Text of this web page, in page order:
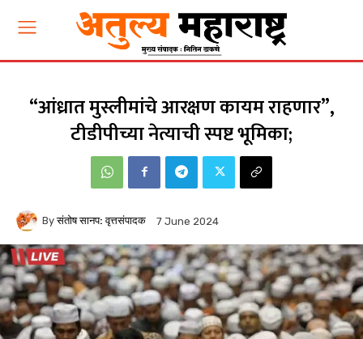
“आंध्रात मुस्लीमांचे आरक्षण कायम राहणार”,
टीडीपीच्या नेत्याची स्पष्ट भूमिका;
By संतोष सानप: वृत्तसंपादक 7 June 2024